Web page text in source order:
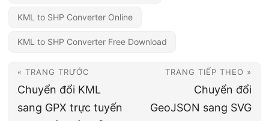
KML to SHP Converter Online
KML to SHP Converter Free Download
« TRANG TRƯỚC
Chuyển đổi KML
sang GPX trực tuyến
TRANG TIẾP THEO »
Chuyển đổi
GeoJSON sang SVG